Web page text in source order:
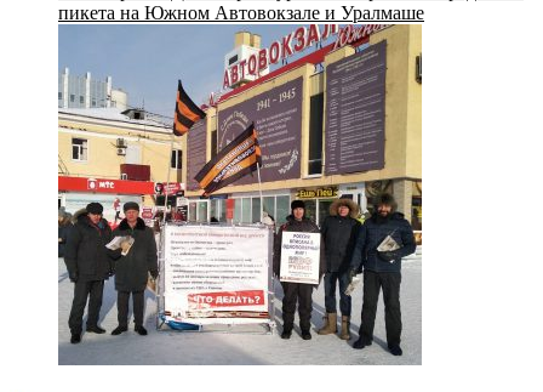
пикета на Южном Автовокзале и Уралмаше